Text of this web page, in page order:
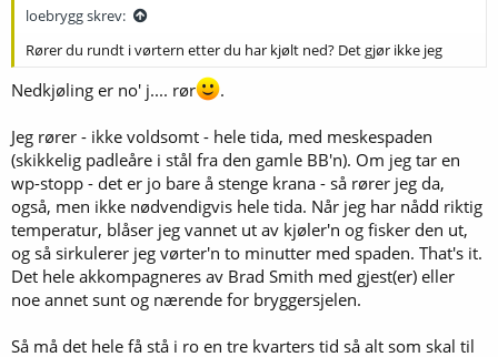
loebrygg skrev:
Rører du rundt i vørtern etter du har kjølt ned? Det gjør ikke jeg
Nedkjøling er no' j.... rør .
Jeg rører - ikke voldsomt - hele tida, med meskespaden
(skikkelig padleåre i stål fra den gamle BB'n). Om jeg tar en
wp-stopp - det er jo bare å stenge krana - så rører jeg da,
også, men ikke nødvendigvis hele tida. Når jeg har nådd riktig
temperatur, blåser jeg vannet ut av kjøler'n og fisker den ut,
og så sirkulerer jeg vørter'n to minutter med spaden. That's it.
Det hele akkompagneres av Brad Smith med gjest(er) eller
noe annet sunt og nærende for bryggersjelen.
Så må det hele få stå i ro en tre kvarters tid så alt som skal til